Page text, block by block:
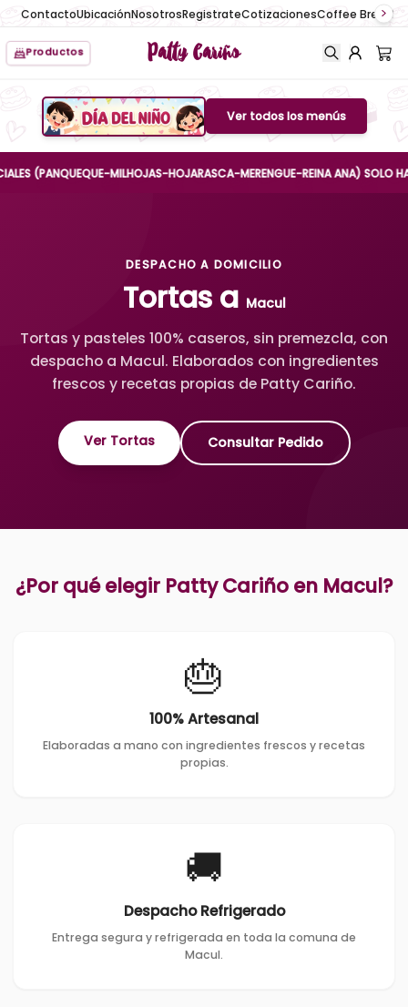
ContactoUbicaciónNosotrosRegistrateCotizacionesCoffee Break
Productos Patty Cariño
Boton de menu
Ver todos los menús
(PANQUEQUE-MILHOJAS-HOJARASCA-MERENGUE-REINA ANA) SOLO HASTA
DESPACHO A DOMICILIO
Tortas a Macul
Tortas y pasteles 100% caseros, sin premezcla, con
despacho a Macul. Elaborados con ingredientes
frescos y recetas propias de Patty Cariño.
Ver Tortas Consultar Pedido
¿Por qué elegir Patty Cariño en Macul?
🎂
100% Artesanal
Elaboradas a mano con ingredientes frescos y recetas
propias.
🚚
Despacho Refrigerado
Entrega segura y refrigerada en toda la comuna de
Macul.